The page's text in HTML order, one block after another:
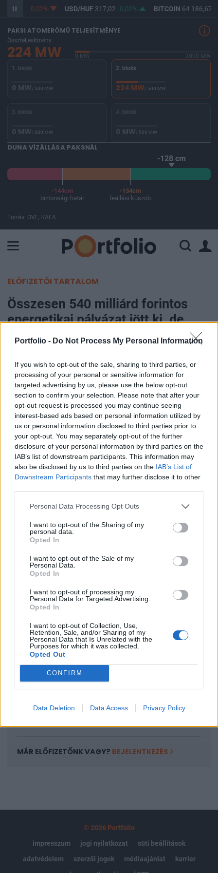
Portfolio - Do Not Process My Personal Information
If you wish to opt-out of the sale, sharing to third parties, or
processing of your personal or sensitive information for
targeted advertising by us, please use the below opt-out
section to confirm your selection. Please note that after your
opt-out request is processed you may continue seeing
interest-based ads based on personal information utilized by
us or personal information disclosed to third parties prior to
your opt-out. You may separately opt-out of the further
disclosure of your personal information by third parties on the
IAB’s list of downstream participants. This information may
also be disclosed by us to third parties on the IAB’s List of
Downstream Participants that may further disclose it to other
Personal Data Processing Opt Outs
I want to opt-out of the Sharing of my
personal data.
Opted In
I want to opt-out of the Sale of my
Personal Data.
Opted In
I want to opt-out of processing my
Personal Data for Targeted Advertising.
Opted In
I want to opt-out of Collection, Use,
Retention, Sale, and/or Sharing of my
Personal Data that Is Unrelated with the
Purposes for which it was collected.
Opted Out
CONFIRM
Data Deletion Data Access Privacy Policy
365,33 -0,02% USD/HUF 317,02 0,02% BITCOIN 64 186,67
PAKSI ATOMERŐMŰ TELJESÍTMÉNYE
Összteljesítmény
224 MW 0 MW
2000 MW
1. blokk
0 MW/ 500 MW
2. blokk
224 MW/ 500 MW
3. blokk
0 MW/ 500 MW
4. blokk
0 MW/ 500 MW
DUNA VÍZÁLLÁSA PAKSNÁL
-128 cm
-144cm
biztonsági határ
-134cm
leállási küszöb
Forrás: OVF, HAEA
ELŐFIZETŐI TARTALOM
Összesen 540 milliárd forintos
energetikai pályázat jött ki, de
nagyon szoros a határidő
Kabát Krisztián
2026. június 10. 11:47
A kormány több száz milliárd forintos vissza nem
térítendő támogatási programot hirdetett az
áramhálózati engedélyesek számára a nemrég
felszabadított uniós RRF-forrásokból. A pályázók
számára azonban komoly kihívást jelenthet, hogy
a beadásra mindössze egyhónapos időablak áll
rendelkezésre.
A kormány a sikeres brüsszeli egyeztetések után - ahogy
arról a Portfolio is beszámolt - összesen 540 milliárd
támogatási programokat az áramhálózati engedélyesek
számára - amely összeg lényegében lefedi az előzetesen
forrást. A most feltöltött tervezeteket...
KEDVES OLVASÓNK!
A keresett cikk a portfolio.hu hírarchívumához
tartozik, melynek olvasása előfizetéses
regisztrációhoz kötött.
Az előfizetés a következőket tartalmazza:
Portfolio.hu teljes cikkarchívum
Kötéslisták: BÉT elmúlt 2 év napon belüli
kötéslistái
MÁR ELŐFIZETŐNK VAGY? BEJELENTKEZÉS
© 2026 Portfolio
impresszum
jogi nyilatkozat
süti beállítások
adatvédelem
szerzői jogok médiaajánlat
karrier